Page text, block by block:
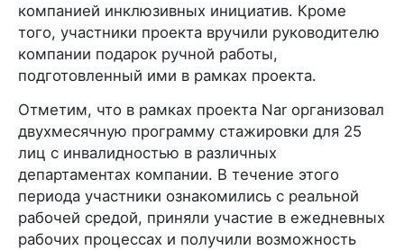
компанией инклюзивных инициатив. Кроме
того, участники проекта вручили руководителю
компании подарок ручной работы,
подготовленный ими в рамках проекта.
Отметим, что в рамках проекта Nar организовал
двухмесячную программу стажировки для 25
лиц с инвалидностью в различных
департаментах компании. В течение этого
периода участники ознакомились с реальной
рабочей средой, приняли участие в ежедневных
рабочих процессах и получили возможность